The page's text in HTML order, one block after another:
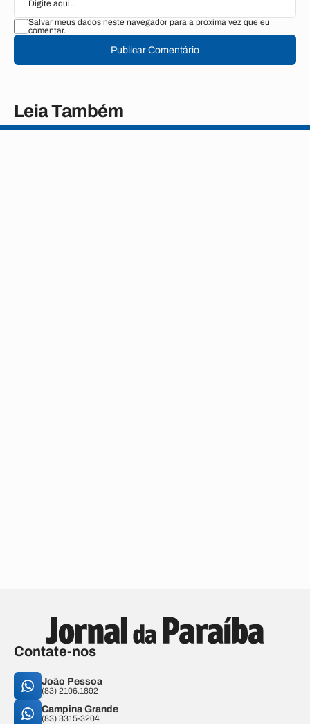
Salvar meus dados neste navegador para a próxima vez que eu
comentar.
Publicar Comentário
Leia Também
Contate-nos
João Pessoa
(83) 2106.1892
Campina Grande
(83) 3315-3204